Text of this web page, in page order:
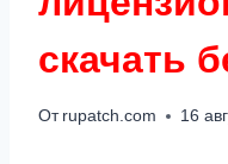
скачать
От rupatch.com 16